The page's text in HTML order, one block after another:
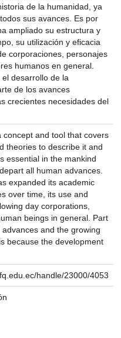
de la humanidad, ya
sus avances. Es por
ampliado su estructura y
su utilización y eficacia
corporaciones, personajes
humanos en general.
desarrollo de la
de los avances
crecientes necesidades del
concept and tool that covers
theories to describe it and
essential in the mankind
all human advances.
expanded its academic
over time, its use and
day corporations,
beings in general. Part
and the growing
because the development
handle/23000/4053